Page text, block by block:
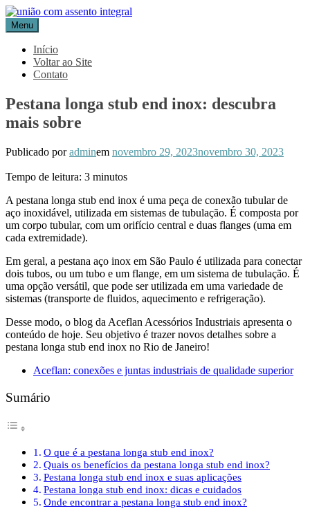
Pular
para
o
conteúdo
Blog Aceflan
Líder em Acessórios Industriais
Menu
Início
Voltar ao Site
Contato
Pestana longa stub end inox: descubra
mais sobre
Publicado poradminem novembro 29, 2023novembro 30, 2023
Tempo de leitura: 3 minutos
A pestana longa stub end inox é uma peça de conexão tubular de
aço inoxidável, utilizada em sistemas de tubulação. É composta por
um corpo tubular, com um orifício central e duas flanges (uma em
cada extremidade).
Em geral, a pestana aço inox em São Paulo é utilizada para conectar
dois tubos, ou um tubo e um flange, em um sistema de tubulação. É
uma opção versátil, que pode ser utilizada em uma variedade de
sistemas (transporte de fluidos, aquecimento e refrigeração).
Desse modo, o blog da Aceflan Acessórios Industriais apresenta o
conteúdo de hoje. Seu objetivo é trazer novos detalhes sobre a
pestana longa stub end inox no Rio de Janeiro!
Aceflan: conexões e juntas industriais de qualidade superior
Sumário
O que é a pestana longa stub end inox?
Quais os benefícios da pestana longa stub end inox?
Pestana longa stub end inox e suas aplicações
Pestana longa stub end inox: dicas e cuidados
Onde encontrar a pestana longa stub end inox?